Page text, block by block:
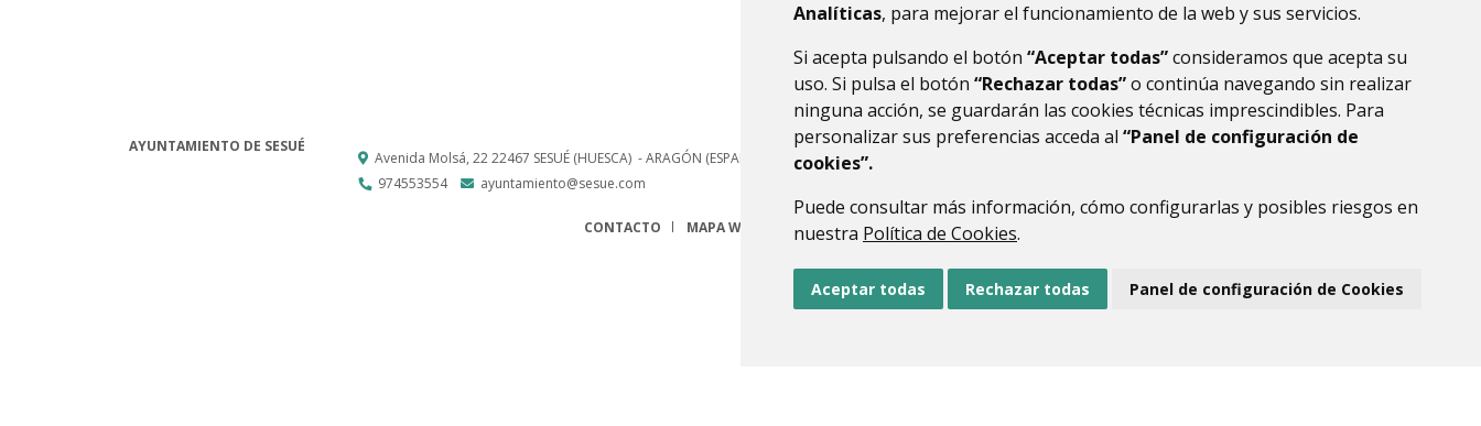
Analíticas, para mejorar el funcionamiento de la web y sus servicios.
Si acepta pulsando el botón “Aceptar todas”consideramos que acepta su
uso. Si pulsa el botón “Rechazar todas”o continúa navegando sin realizar
ninguna acción, se guardarán las cookies técnicas imprescindibles. Para
personalizar sus preferencias acceda al “Panel de configuración de
cookies”.
Puede consultar más información, cómo configurarlas y posibles riesgos en
nuestra Política de Cookies.
Aceptar todas Rechazar todas Panel de configuración de Cookies
AYUNTAMIENTO DE SESUÉ
Avenida Molsá, 2222467 SESUÉ (HUESCA) - ARAGÓN (ESPAÑA)
974553554
ayuntamiento@sesue.com
CONTACTO MAPA WEB AVISO LEGAL PROTECCIÓN DE DATOS